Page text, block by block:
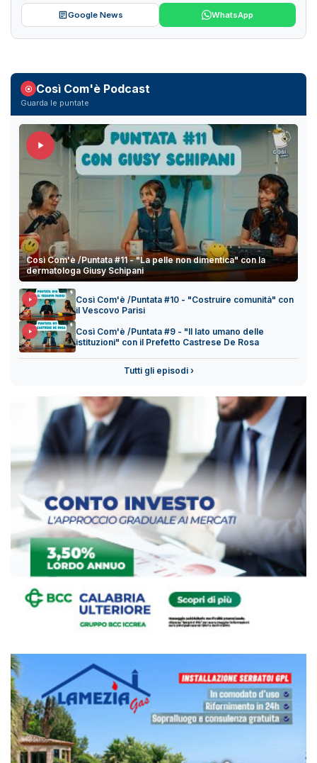
Google News WhatsApp
Così Com'è Podcast
Guarda le puntate
Così Com'è /Puntata #11 - "La pelle non dimentica" con la
dermatologa Giusy Schipani
Così Com'è /Puntata #10 - "Costruire comunità" con
il Vescovo Parisi
Così Com'è /Puntata #9 - "Il lato umano delle
istituzioni" con il Prefetto Castrese De Rosa
Tutti gli episodi ›